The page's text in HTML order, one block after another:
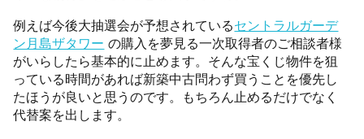
例えば今後大抽選会が予想されているセントラルガーデ
ン月島ザタワー の購入を夢見る一次取得者のご相談者様
がいらしたら基本的に止めます。そんな宝くじ物件を狙
っている時間があれば新築中古問わず買うことを優先し
たほうが良いと思うのです。もちろん止めるだけでなく
代替案を出します。